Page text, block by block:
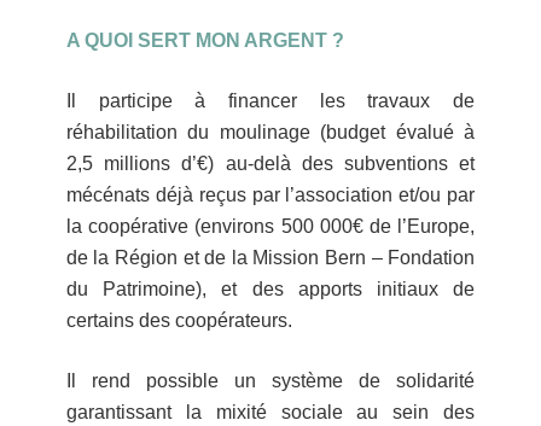
A QUOI SERT MON ARGENT ?
Il participe à financer les travaux de
réhabilitation du moulinage (budget évalué à
2,5 millions d’€) au-delà des subventions et
mécénats déjà reçus par l’association et/ou par
la coopérative (environs 500 000€ de l’Europe,
de la Région et de la Mission Bern – Fondation
du Patrimoine), et des apports initiaux de
certains des coopérateurs.
Il rend possible un système de solidarité
garantissant la mixité sociale au sein des